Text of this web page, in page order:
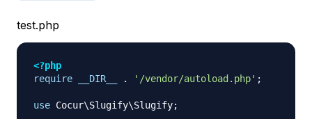
test.php
<?php
require
__DIR__ . '/vendor/autoload.php' ;
use Cocur\Slugify\Slugify;